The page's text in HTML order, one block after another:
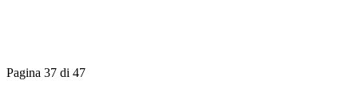
Pagina 37 di 47